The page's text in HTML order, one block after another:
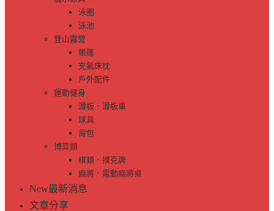
泳圈
泳池
登山露營
帳篷
充氣床枕
戶外配件
運動健身
滑板．滑板車
球具
背包
博弈類
棋類．撲克牌
麻將．電動麻將桌
New最新消息
文章分享